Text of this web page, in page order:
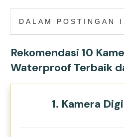
DALAM POSTINGAN
Rekomendasi 10
Waterproof Terbaik
1. Kamera